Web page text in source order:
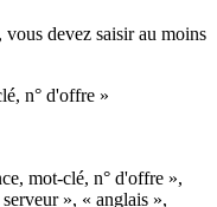
devez saisir au moins
n° d'offre »
mot-clé, n° d'offre »,
», « anglais »,